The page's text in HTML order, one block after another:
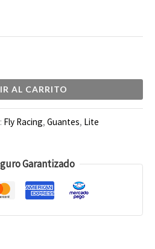
AL CARRITO
Fly Racing, Guantes, Lite
Garantizado